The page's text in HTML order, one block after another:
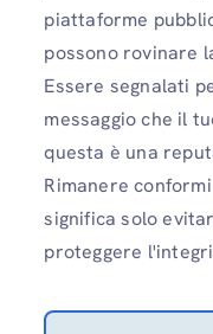
piattaforme
possono rovinare
Essere segnalati
messaggio che il
questa è una
Rimanere
significa solo
proteggere